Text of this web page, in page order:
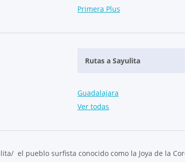
Primera Plus
Rutas a Sayulita
Guadalajara
Ver todas
el pueblo surfista conocido como la Joya de la